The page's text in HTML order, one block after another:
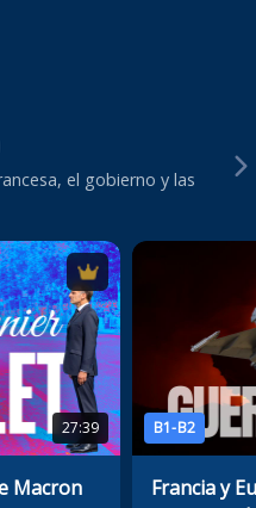
el gobierno y las
27:39
Macron
B1-B2
Francia y